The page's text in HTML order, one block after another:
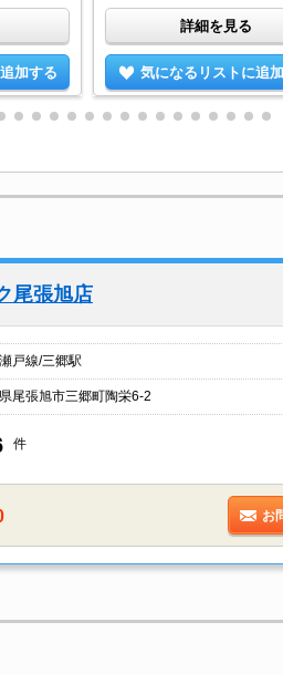
加する
詳細を見る
気になるリストに追
尾張旭店
戸線/三郷駅
尾張旭市三郷町陶栄6-2
件
お